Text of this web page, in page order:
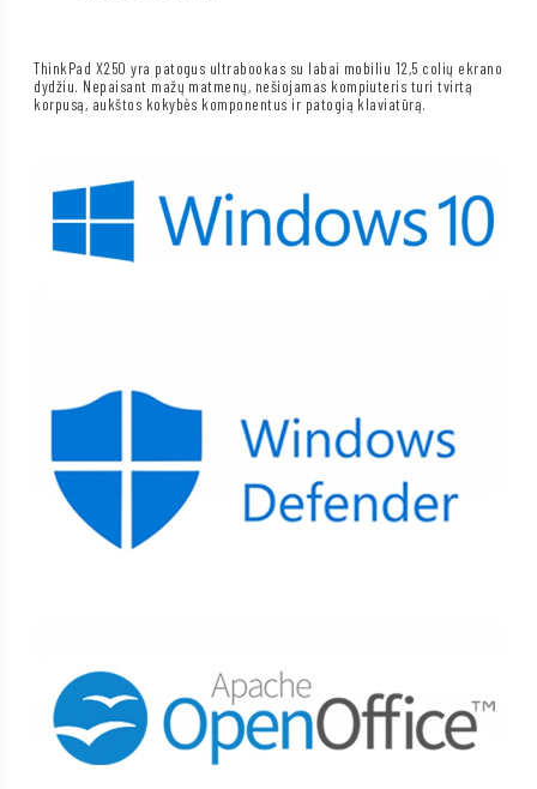
ThinkPad X250 yra patogus ultrabookas su labai mobiliu 12,5 colių ekrano
dydžiu. Nepaisant mažų matmenų, nešiojamas kompiuteris turi tvirtą
korpusą, aukštos kokybės komponentus ir patogią klaviatūrą.